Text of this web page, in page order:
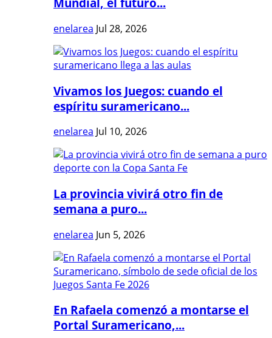
enelarea Jul 28, 2026
Vivamos los Juegos: cuando el
espíritu suramericano...
enelarea Jul 10, 2026
La provincia vivirá otro fin de
semana a puro...
enelarea Jun 5, 2026
En Rafaela comenzó a montarse el
Portal Suramericano,...